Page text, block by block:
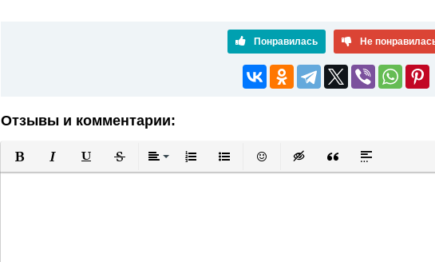
Понравилась Не
Отзывы и комментарии:
Полужирный
КурсивПодчеркнутый
ЗачеркнутыйВыравнивание
Нумерованный список
Маркированный список
Вставить смайлик
Вставка скрытого текста
Вставка цитаты
Вставка